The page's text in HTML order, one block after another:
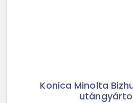
Konica Minolta